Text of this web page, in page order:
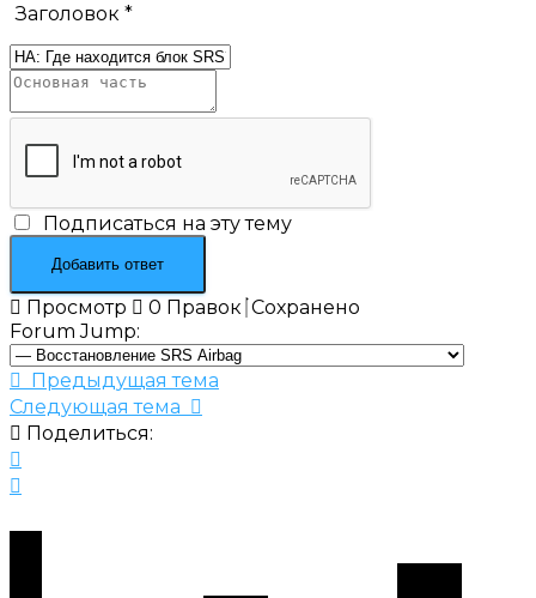
Заголовок *
Подписаться на эту тему
Просмотр 0 Правок Сохранено
Forum Jump:
Предыдущая тема
Следующая тема
Поделиться: